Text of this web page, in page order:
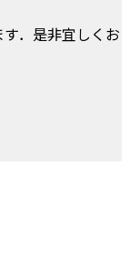
．是非宜しくお